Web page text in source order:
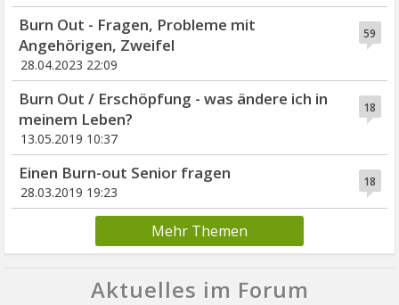
59
Burn Out - Fragen, Probleme mit
Angehörigen, Zweifel
28.04.2023 22:09
18
Burn Out / Erschöpfung - was ändere ich in
meinem Leben?
13.05.2019 10:37
18
Einen Burn-out Senior fragen
28.03.2019 19:23
Mehr Themen
Aktuelles im Forum